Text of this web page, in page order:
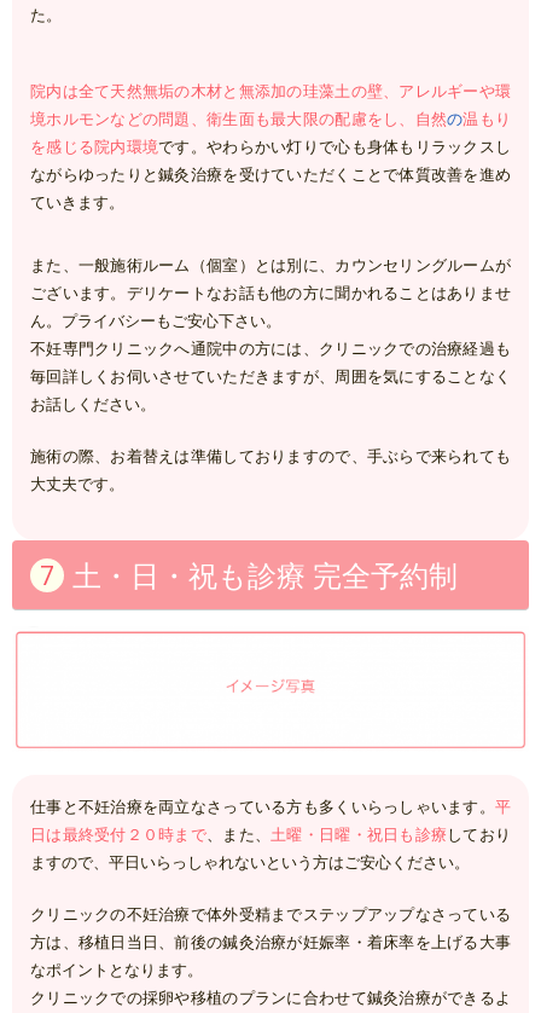
た。
院内は全て天然無垢の木材と無添加の珪藻土の壁、アレルギーや環
境ホルモンなどの問題、衛生面も最大限の配慮をし、自然の温もり
を感じる院内環境です。やわらかい灯りで心も身体もリラックスし
ながらゆったりと鍼灸治療を受けていただくことで体質改善を進め
ていきます。
また、一般施術ルーム（個室）とは別に、カウンセリングルームが
ございます。デリケートなお話も他の方に聞かれることはありませ
ん。プライバシーもご安心下さい。
不妊専門クリニックへ通院中の方には、クリニックでの治療経過も
毎回詳しくお伺いさせていただきますが、周囲を気にすることなく
お話しください。
施術の際、お着替えは準備しておりますので、手ぶらで来られても
大丈夫です。
土・日・祝も診療 完全予約制
仕事と不妊治療を両立なさっている方も多くいらっしゃいます。 平
日は最終受付２０時まで、また、土曜・日曜・祝日も診療しており
ますので、平日いらっしゃれないという方はご安心ください。
クリニックの不妊治療で体外受精までステップアップなさっている
方は、移植日当日、前後の鍼灸治療が妊娠率・着床率を上げる大事
なポイントとなります。
クリニックでの採卵や移植のプランに合わせて鍼灸治療ができるよ